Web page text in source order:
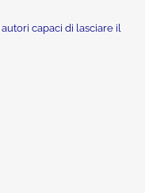
capaci di lasciare il